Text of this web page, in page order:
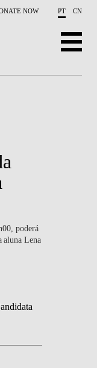
NOW PT CN
poderá
aluna Lena